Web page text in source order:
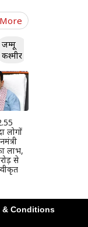
जम्मू
कश्मीर
लोगों
लाभ,
से
& Conditions